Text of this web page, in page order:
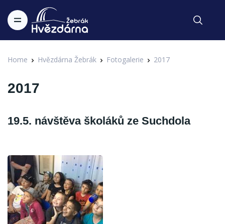
Home Hvězdárna Žebrák Fotogalerie 2017
2017
19.5. návštěva školáků ze Suchdola